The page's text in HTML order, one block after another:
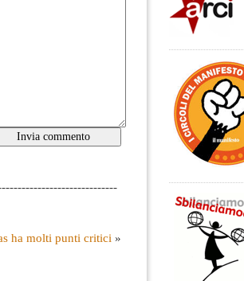
ha molti punti critici »